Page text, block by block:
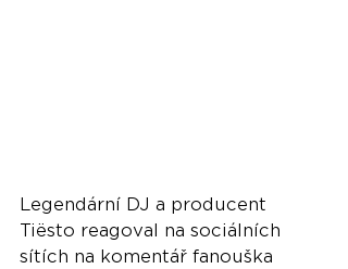
Legendární DJ a producent
Tiësto reagoval na sociálních
sítích na komentář fanouška